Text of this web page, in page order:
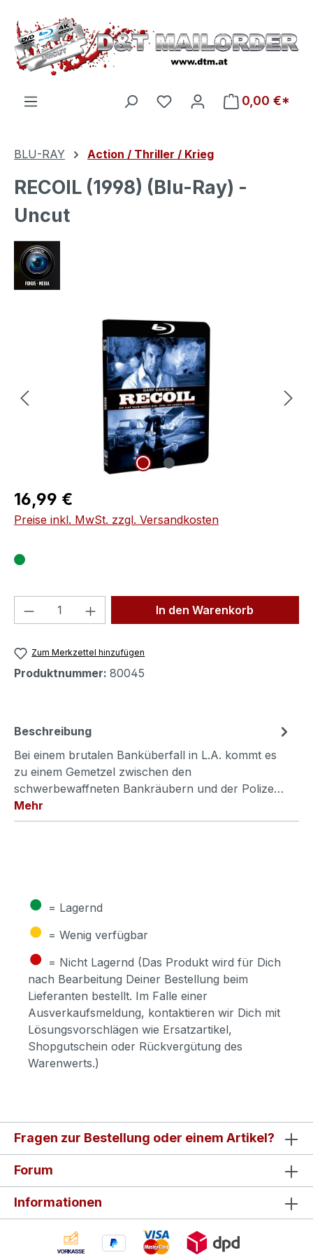
Zum Hauptinhalt springen
Du hast 0 Produkte auf
0,00 €*
BLU-RAY Action / Thriller / Krieg
RECOIL (1998) (Blu-Ray) -
Uncut
Bildergalerie überspringen
Regulärer Preis:
16,99 €
Preise inkl. MwSt. zzgl. Versandkosten
Produkt Anzahl: Gib denIn den Warenkorb
Zum Merkzettel hinzufügen
Produktnummer: 80045
Beschreibung
Bei einem brutalen Banküberfall in L.A. kommt es
zu einem Gemetzel zwischen den
schwerbewaffneten Bankräubern und der Polize…
Mehr
● = Lagernd
● = Wenig verfügbar
● = Nicht Lagernd (Das Produkt wird für Dich
nach Bearbeitung Deiner Bestellung beim
Lieferanten bestellt. Im Falle einer
Ausverkaufsmeldung, kontaktieren wir Dich mit
Lösungsvorschlägen wie Ersatzartikel,
Shopgutschein oder Rückvergütung des
Warenwerts.)
Fragen zur Bestellung oder einem Artikel?
Forum
Informationen